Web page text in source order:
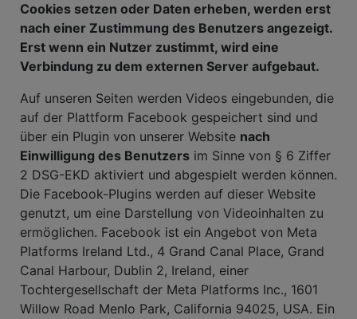
Cookies setzen oder Daten erheben, werden erst
nach einer Zustimmung des Benutzers angezeigt.
Erst wenn ein Nutzer zustimmt, wird eine
Verbindung zu dem externen Server aufgebaut.
Auf unseren Seiten werden Videos eingebunden, die
auf der Plattform Facebook gespeichert sind und
über ein Plugin von unserer Website nach
Einwilligung des Benutzers im Sinne von § 6 Ziffer
2 DSG-EKD aktiviert und abgespielt werden können.
Die Facebook-Plugins werden auf dieser Website
genutzt, um eine Darstellung von Videoinhalten zu
ermöglichen. Facebook ist ein Angebot von Meta
Platforms Ireland Ltd., 4 Grand Canal Place, Grand
Canal Harbour, Dublin 2, Ireland, einer
Tochtergesellschaft der Meta Platforms Inc., 1601
Willow Road Menlo Park, California 94025, USA. Ein